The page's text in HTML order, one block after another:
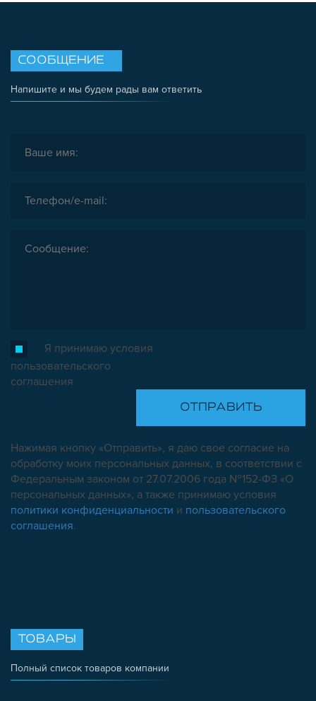
СООБЩЕНИЕ
Напишите и мы будем рады вам ответить
Я принимаю условия
пользовательского
соглашения
Нажимая кнопку «Отправить», я даю свое согласие на
обработку моих персональных данных, в соответствии с
Федеральным законом от 27.07.2006 года №152-ФЗ «О
персональных данных», а также принимаю условия
политики конфиденциальности и пользовательского
соглашения.
ТОВАРЫ
Полный список товаров компании